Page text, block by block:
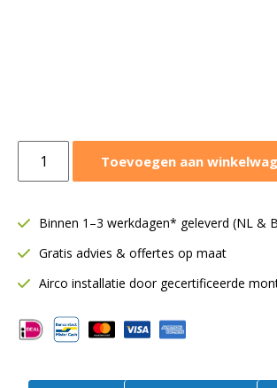
Artcool
Premium
kW
|
|
A09GA2.NSE
Toevoegen aan
Binnen 1–3 werkdagen* geleverd (NL &
Gratis advies & offertes op maat
Airco installatie door gecertificeerde